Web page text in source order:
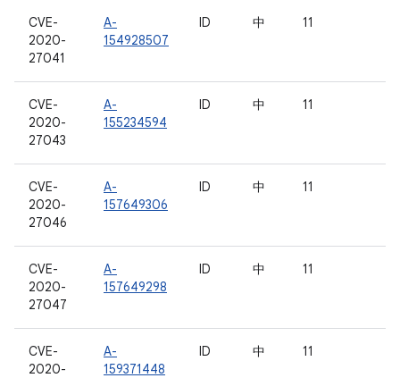
CVE-
2020-
27041
A-
154928507
ID 中 11
CVE-
2020-
27043
A-
155234594
ID 中 11
CVE-
2020-
27046
A-
157649306
ID 中 11
CVE-
2020-
27047
A-
157649298
ID 中 11
CVE-
2020-
A-
159371448
ID 中 11